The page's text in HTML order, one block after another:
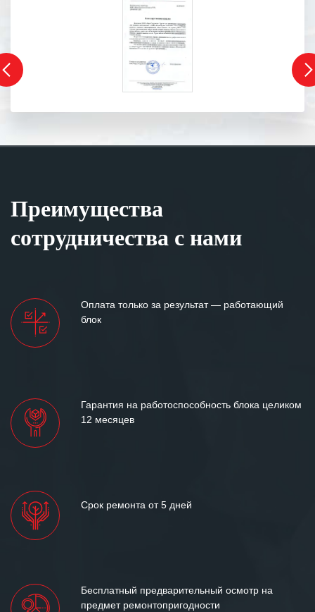
Преимущества
сотрудничества с нами
Оплата только за результат — работающий
блок
Гарантия на работоспособность блока целиком
12 месяцев
Срок ремонта от 5 дней
Бесплатный предварительный осмотр на
предмет ремонтопригодности